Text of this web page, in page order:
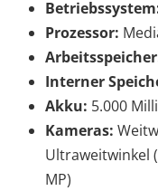
Prozessor:
Interner
Akku: 5.000
Kameras:
Ultraweitwinkel
MP)